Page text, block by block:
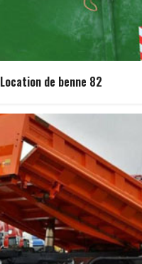
Location de benne 82